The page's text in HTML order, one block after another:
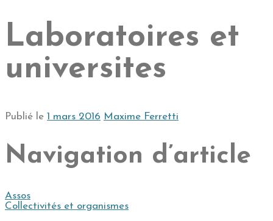
Laboratoires et
universites
Publié le 1 mars 2016 Maxime Ferretti
Navigation d’article
Assos
Collectivités et organismes